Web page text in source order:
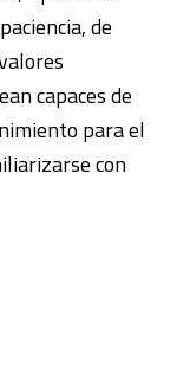
de
capaces de
para el
con